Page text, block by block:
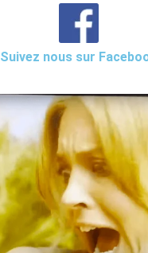
Suivez nous sur